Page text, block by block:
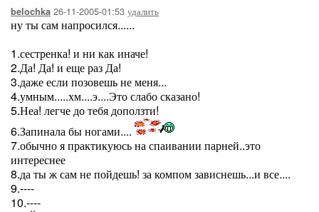
belochka 26-11-2005-01:53 удалить
ну ты сам напросился......
1.сестренка! и ни как иначе!
2.Да! Да! и еще раз Да!
3.даже если позовешь не меня...
4.умным.....хм....э....Это слабо сказано!
5.Неа! легче до тебя доползти!
6.Запинала бы ногами....
7.обычно я практикуюсь на спаивании парней..это
интереснее
8.да ты ж сам не пойдешь! за компом зависнешь...и все....
9.----
10.----